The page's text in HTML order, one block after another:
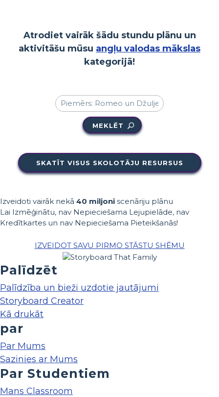
Atrodiet vairāk šādu stundu plānu un
aktivitāšu mūsu angļu valodas mākslas
kategorijā!
MEKLĒT
SKATĪT VISUS SKOLOTĀJU RESURSUS
Izveidoti vairāk nekā 40 miljoni scenāriju plānu
Lai Izmēģinātu, nav Nepieciešama Lejupielāde, nav
Kredītkartes un nav Nepieciešama Pieteikšanās!
IZVEIDOT SAVU PIRMO STĀSTU SHĒMU
Palīdzēt
Palīdzība un bieži uzdotie jautājumi
Storyboard Creator
Kā drukāt
par
Par Mums
Sazinies ar Mums
Par Studentiem
Mans Classroom